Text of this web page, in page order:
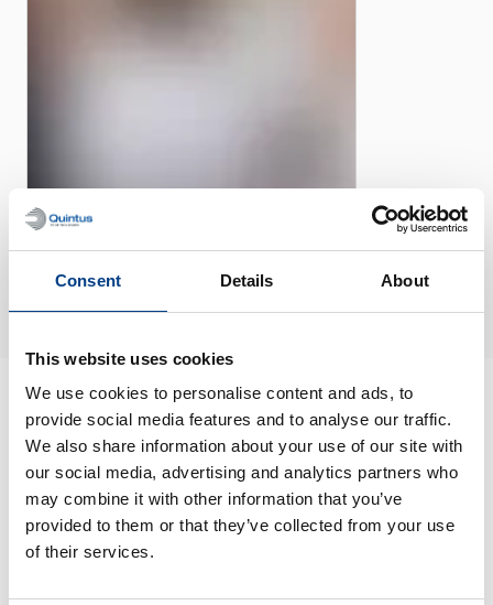
Consent Details About
This website uses cookies
We use cookies to personalise content and ads, to
provide social media features and to analyse our traffic.
We also share information about your use of our site with
our social media, advertising and analytics partners who
may combine it with other information that you’ve
provided to them or that they’ve collected from your use
of their services.
FOLLETO
Centros de Solicitud HPP
Conocimientos
relacionados
Ver todo